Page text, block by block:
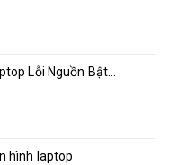
Lỗi Nguồn Bật...
hình laptop